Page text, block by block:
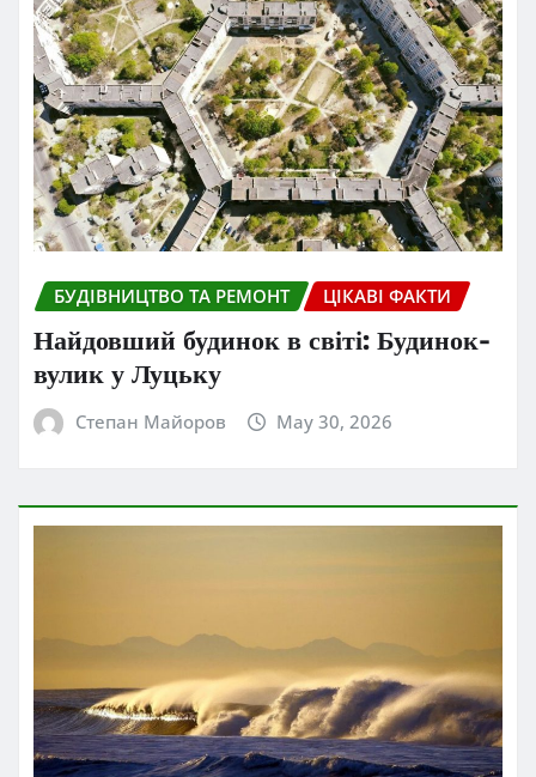
БУДІВНИЦТВО ТА РЕМОНТ ЦІКАВІ ФАКТИ
Найдовший будинок в світі: Будинок-
вулик у Луцьку
Степан Майоров May 30, 2026